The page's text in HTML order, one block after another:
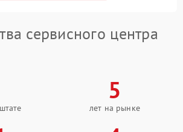
сервисного центра
5
лет на рынке